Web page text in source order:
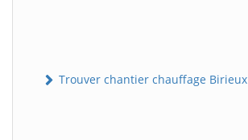
Trouver chantier chauffage Birieux